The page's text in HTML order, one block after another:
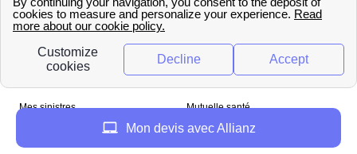
À propos
Qui sommes-nous ? Mentions légales
Mes sinistres
Assurance habitation
Mutuelle santé
Mon devis avec Allianz